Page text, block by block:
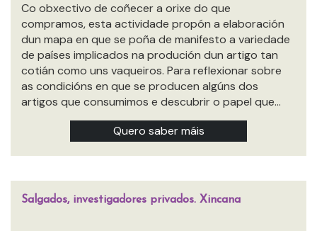
Co obxectivo de coñecer a orixe do que
compramos, esta actividade propón a elaboración
dun mapa en que se poña de manifesto a variedade
de países implicados na produción dun artigo tan
cotián como uns vaqueiros. Para reflexionar sobre
as condicións en que se producen algúns dos
artigos que consumimos e descubrir o papel que…
Quero saber máis
Salgados, investigadores privados. Xincana